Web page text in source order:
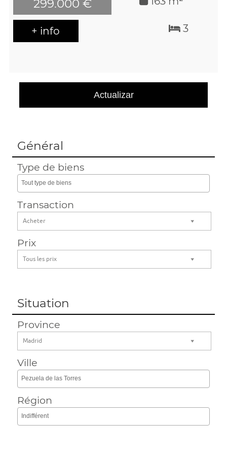
299.000 €
3
+ info
Général
Type de biens
Tout type de biens
Transaction
Acheter
Prix
Tous les prix
Situation
Province
Madrid
Ville
Pezuela de las Torres
Région
Indifférent